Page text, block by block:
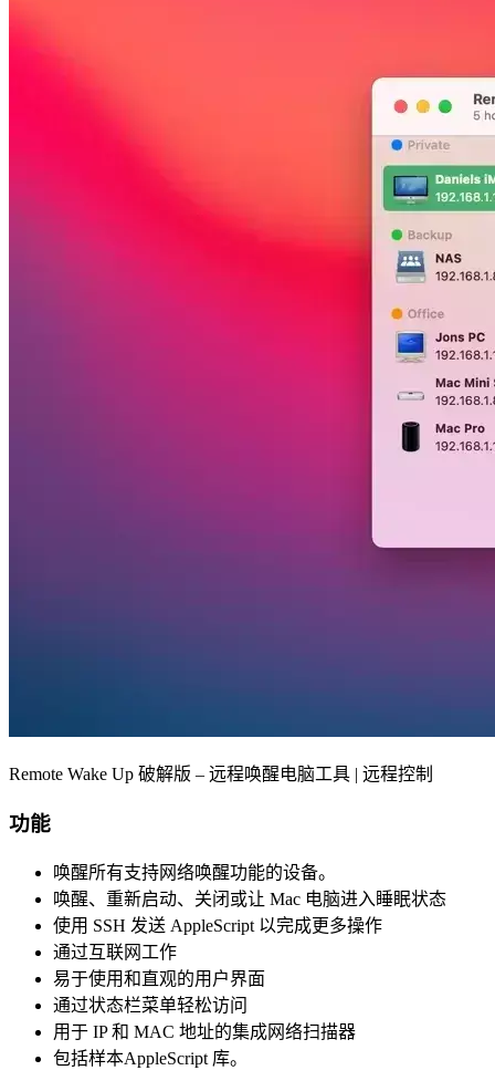
Remote Wake Up 破解版 – 远程唤醒电脑工具 | 远程控制
功能
唤醒所有支持网络唤醒功能的设备。
唤醒、重新启动、关闭或让 Mac 电脑进入睡眠状态
使用 SSH 发送 AppleScript 以完成更多操作
通过互联网工作
易于使用和直观的用户界面
通过状态栏菜单轻松访问
用于 IP 和 MAC 地址的集成网络扫描器
包括样本AppleScript 库。